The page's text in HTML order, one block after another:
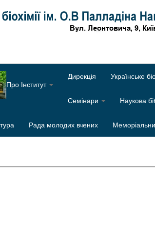
Про Інститут
Дирекція Українське
Семінари Наукова
Рада молодих вчених